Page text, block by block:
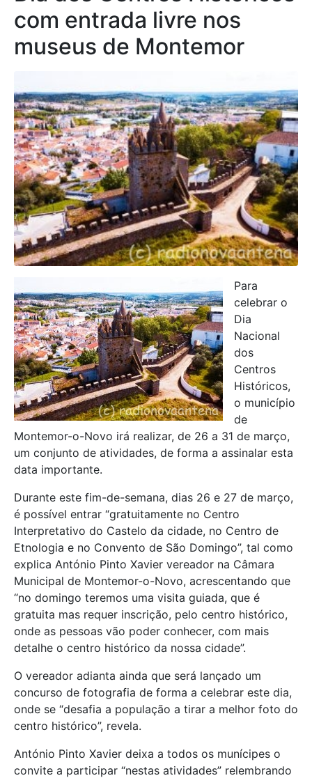
com entrada livre nos
museus de Montemor
Para
celebrar o
Dia
Nacional
dos
Centros
Históricos,
o município
de
Montemor-o-Novo irá realizar, de 26 a 31 de março,
um conjunto de atividades, de forma a assinalar esta
data importante.
Durante este fim-de-semana, dias 26 e 27 de março,
é possível entrar “gratuitamente no Centro
Interpretativo do Castelo da cidade, no Centro de
Etnologia e no Convento de São Domingo”, tal como
explica António Pinto Xavier vereador na Câmara
Municipal de Montemor-o-Novo, acrescentando que
“no domingo teremos uma visita guiada, que é
gratuita mas requer inscrição, pelo centro histórico,
onde as pessoas vão poder conhecer, com mais
detalhe o centro histórico da nossa cidade”.
O vereador adianta ainda que será lançado um
concurso de fotografia de forma a celebrar este dia,
onde se “desafia a população a tirar a melhor foto do
centro histórico”, revela.
António Pinto Xavier deixa a todos os munícipes o
convite a participar “nestas atividades” relembrando